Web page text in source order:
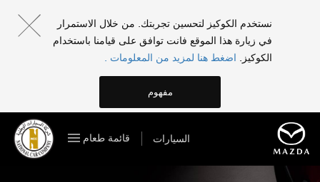
نستخدم الكوكيز لتحسين تجربتك. من خلال الاستمرار
في زيارة هذا الموقع فانت توافق على قيامنا باستخدام
الكوكيز.
اضغط هنا لمزيد من المعلومات .
مفهوم
السيارات قائمة طعام